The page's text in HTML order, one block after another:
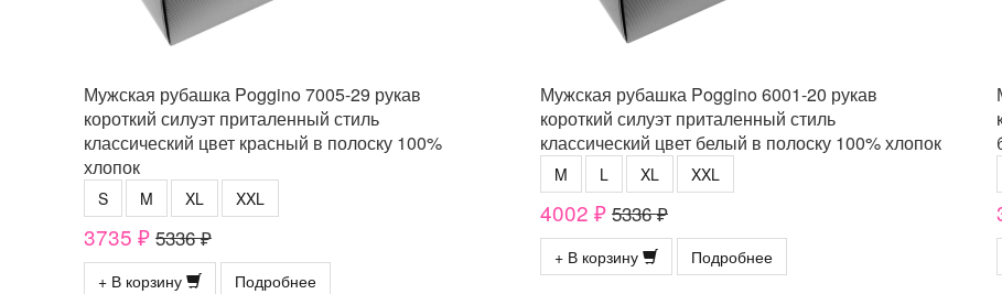
Мужская рубашка Poggino 7005-29 рукав
короткий силуэт приталенный стиль
классический цвет красный в полоску 100%
хлопок
S M XL XXL
3735 ₽ 5336 ₽
+ В корзину Подробнее
Мужская рубашка Poggino 6001-20 рукав
короткий силуэт приталенный стиль
классический цвет белый в полоску 100% хлопок
M L XL XXL
4002 ₽ 5336 ₽
+ В корзину Подробнее